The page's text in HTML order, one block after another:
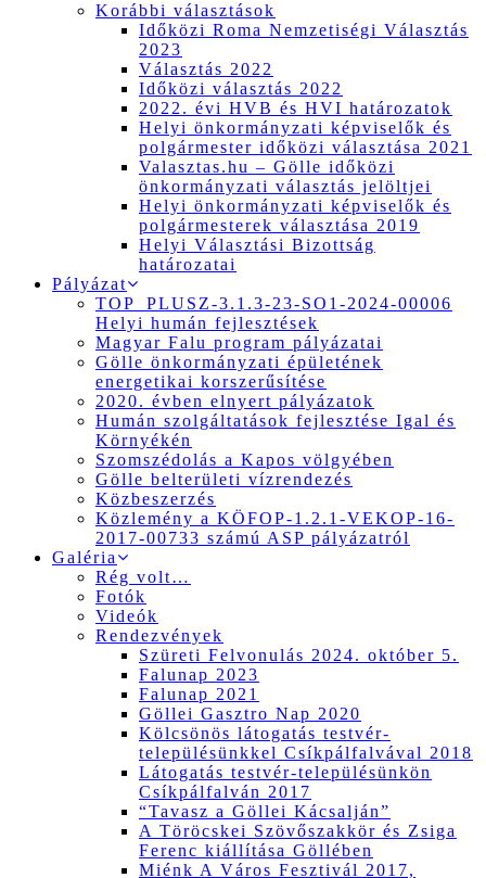
Korábbi választások
Időközi Roma Nemzetiségi Választás
2023
Választás 2022
Időközi választás 2022
2022. évi HVB és HVI határozatok
Helyi önkormányzati képviselők és
polgármester időközi választása 2021
Valasztas.hu – Gölle időközi
önkormányzati választás jelöltjei
Helyi önkormányzati képviselők és
polgármesterek választása 2019
Helyi Választási Bizottság
határozatai
Pályázat
TOP_PLUSZ-3.1.3-23-SO1-2024-00006
Helyi humán fejlesztések
Magyar Falu program pályázatai
Gölle önkormányzati épületének
energetikai korszerűsítése
2020. évben elnyert pályázatok
Humán szolgáltatások fejlesztése Igal és
Környékén
Szomszédolás a Kapos völgyében
Gölle belterületi vízrendezés
Közbeszerzés
Közlemény a KÖFOP-1.2.1-VEKOP-16-
2017-00733 számú ASP pályázatról
Galéria
Rég volt…
Fotók
Videók
Rendezvények
Szüreti Felvonulás 2024. október 5.
Falunap 2023
Falunap 2021
Göllei Gasztro Nap 2020
Kölcsönös látogatás testvér-
településünkkel Csíkpálfalvával 2018
Látogatás testvér-településünkön
Csíkpálfalván 2017
“Tavasz a Göllei Kácsalján”
A Töröcskei Szövőszakkör és Zsiga
Ferenc kiállítása Göllében
Miénk A Város Fesztivál 2017,